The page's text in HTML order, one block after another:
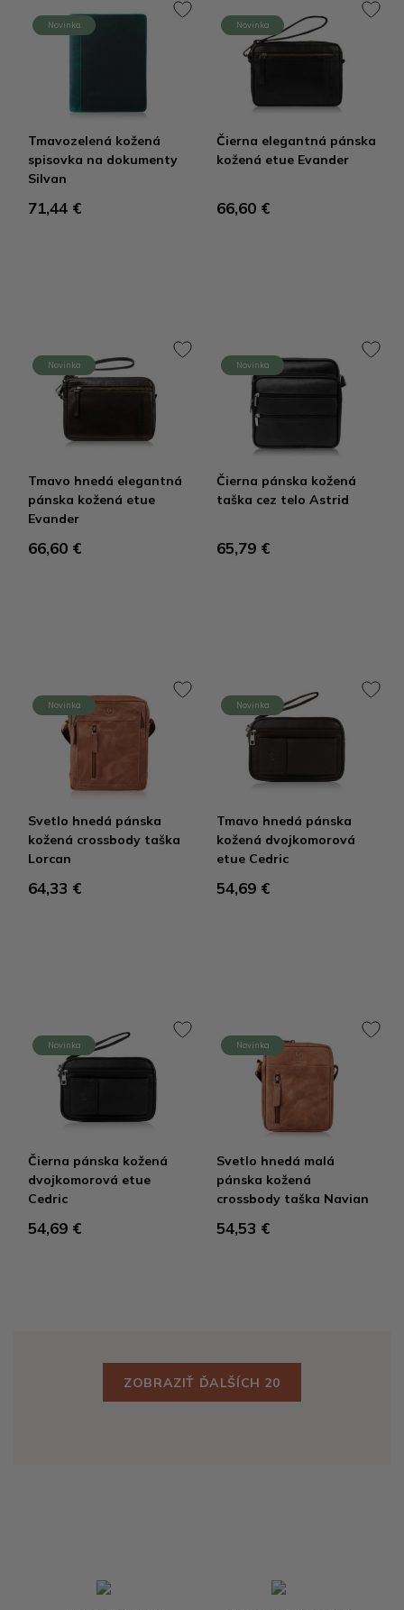
Novinka
Tmavozelená kožená
spisovka na dokumenty
Silvan
71,44 €
Novinka
Čierna elegantná pánska
kožená etue Evander
66,60 €
Novinka
Tmavo hnedá elegantná
pánska kožená etue
Evander
66,60 €
Novinka
Čierna pánska kožená
taška cez telo Astrid
65,79 €
Novinka
Svetlo hnedá pánska
kožená crossbody taška
Lorcan
64,33 €
Novinka
Tmavo hnedá pánska
kožená dvojkomorová
etue Cedric
54,69 €
Novinka
Čierna pánska kožená
dvojkomorová etue
Cedric
54,69 €
Novinka
Svetlo hnedá malá
pánska kožená
crossbody taška Navian
54,53 €
ZOBRAZIŤ ĎALŠÍCH 20